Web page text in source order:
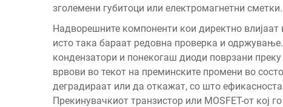
зголемени губитоци или електромагнетни сметки.
Надворешните компоненти кои директно
исто така бараат редовна проверка и
кондензатори и понекогаш диоди поврзани
врвови во текот на преминските промени во
деградираат или да откажат, со што
Прекинувачкиот транзистор или MOSFET-от кој